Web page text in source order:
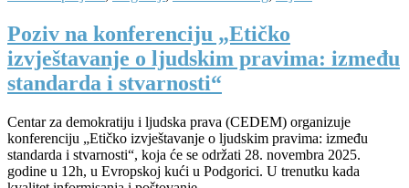
Poziv na konferenciju „Etičko
izvještavanje o ljudskim pravima: između
standarda i stvarnosti“
Centar za demokratiju i ljudska prava (CEDEM) organizuje
konferenciju „Etičko izvještavanje o ljudskim pravima: između
standarda i stvarnosti“, koja će se održati 28. novembra 2025.
godine u 12h, u Evropskoj kući u Podgorici. U trenutku kada